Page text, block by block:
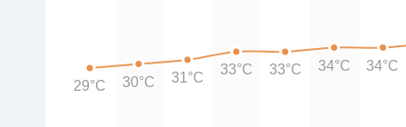
29°C 30°C 31°C
33°C 33°C 34°C 34°C